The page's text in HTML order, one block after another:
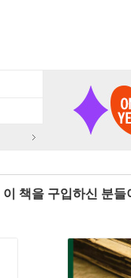
이 책을 구입하신 분